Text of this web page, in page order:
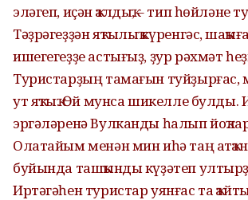
эләгеп, иҫән ҡалдыҡ, – тип һөйләне
Тәҙрәгеҙҙән яҡтылыҡ күренгәс,
ишегегеҙҙе астығыҙ, ҙур рәхмәт
Туристарҙың тамағын туйҙырғас,
ут яҡтыҡ. Өй мунса шикелле булды.
эргәләренә Вулканды һалып
Олатайым менән мин иһә таң
буйында ташҡынды күҙәтеп
Иртәгәһен туристар уянғас та